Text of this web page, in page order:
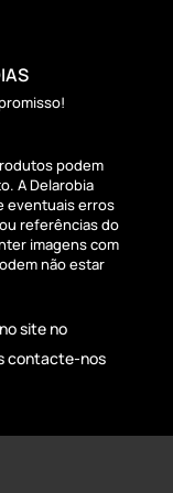
podem
A Delarobia
eventuais erros
referências do
imagens com
não estar
site no
contacte-nos